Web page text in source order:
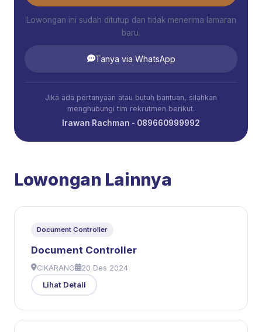
Lowongan ini sudah ditutup dan tidak menerima lamaran
baru.
Tanya via WhatsApp
Jika ada pertanyaan atau butuh bantuan, silahkan
menghubungi tim rekrutmen berikut.
Irawan Rachman - 089660999992
Lowongan Lainnya
Document Controller
Document Controller
CIKARANG 20 Des 2024
Lihat Detail